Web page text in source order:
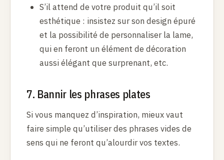
S’il attend de votre produit qu’il soit
esthétique : insistez sur son design épuré
et la possibilité de personnaliser la lame,
qui en feront un élément de décoration
aussi élégant que surprenant, etc.
7. Bannir les phrases plates
Si vous manquez d’inspiration, mieux vaut
faire simple qu’utiliser des phrases vides de
sens qui ne feront qu’alourdir vos textes.